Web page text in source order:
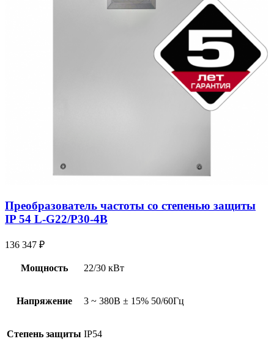
Преобразователь частоты со степенью защиты
IP 54 L-G22/P30-4B
136 347 ₽
Мощность 22/30 кВт
Напряжение 3 ~ 380В ± 15% 50/60Гц
Степень защиты IP54